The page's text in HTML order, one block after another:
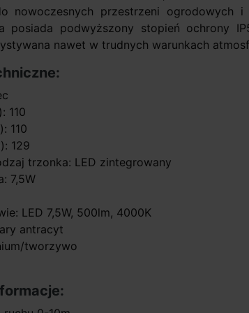
nowoczesnych przestrzeni ogrodowych
posiada podwyższony stopień ochrony
nawet w trudnych warunkach
110
110
129
trzonka: LED zintegrowany
7,5W
LED 7,5W, 500lm, 4000K
antracyt
tworzywo